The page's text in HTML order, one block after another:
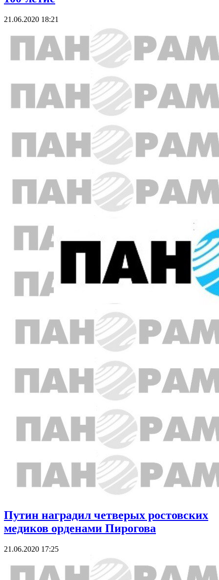
21.06.2020 18:21
Путин наградил четверых ростовских
медиков орденами Пирогова
21.06.2020 17:25